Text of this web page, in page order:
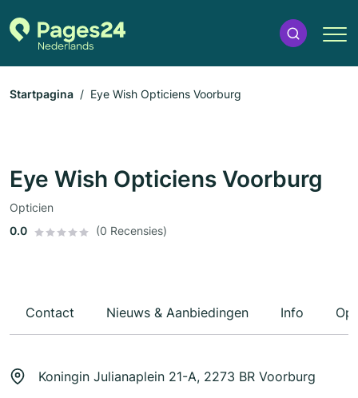
Startpagina Eye Wish Opticiens Voorburg
Eye Wish Opticiens Voorburg
Opticien
0.0
(0 Recensies)
Contact Nieuws & Aanbiedingen Info
Koningin Julianaplein 21-A, 2273 BR Voorburg